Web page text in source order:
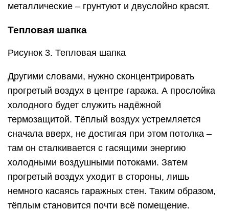
металлические – грунтуют и двуслойно красят.
Тепловая шапка
Рисунок 3. Тепловая шапка
Другими словами, нужно сконцентрировать
прогретый воздух в центре гаража. А прослойка
холодного будет служить надёжной
термозащитой. Тёплый воздух устремляется
сначала вверх, не достигая при этом потолка –
там он сталкивается с гасящими энергию
холодными воздушными потоками. Затем
прогретый воздух уходит в стороны, лишь
немного касаясь гаражных стен. Таким образом,
тёплым становится почти всё помещение.